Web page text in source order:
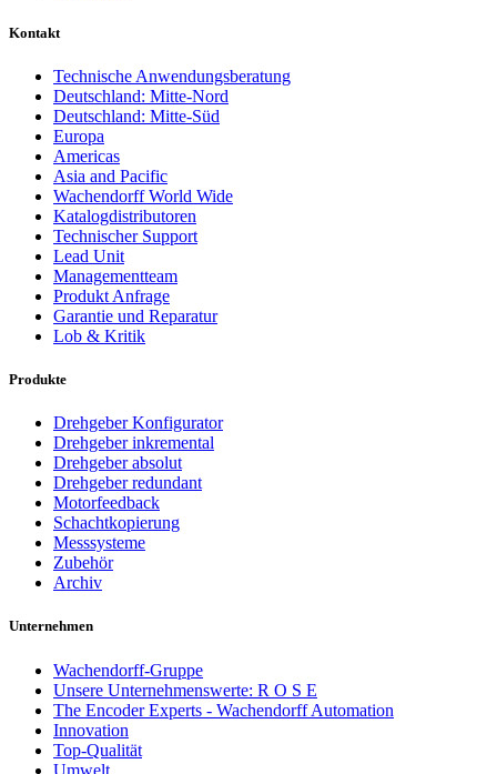
Kontakt
Technische Anwendungsberatung
Deutschland: Mitte-Nord
Deutschland: Mitte-Süd
Europa
Americas
Asia and Pacific
Wachendorff World Wide
Katalogdistributoren
Technischer Support
Lead Unit
Managementteam
Produkt Anfrage
Garantie und Reparatur
Lob & Kritik
Produkte
Drehgeber Konfigurator
Drehgeber inkremental
Drehgeber absolut
Drehgeber redundant
Motorfeedback
Schachtkopierung
Messsysteme
Zubehör
Archiv
Unternehmen
Wachendorff-Gruppe
Unsere Unternehmenswerte: R O S E
The Encoder Experts - Wachendorff Automation
Innovation
Top-Qualität
Umwelt